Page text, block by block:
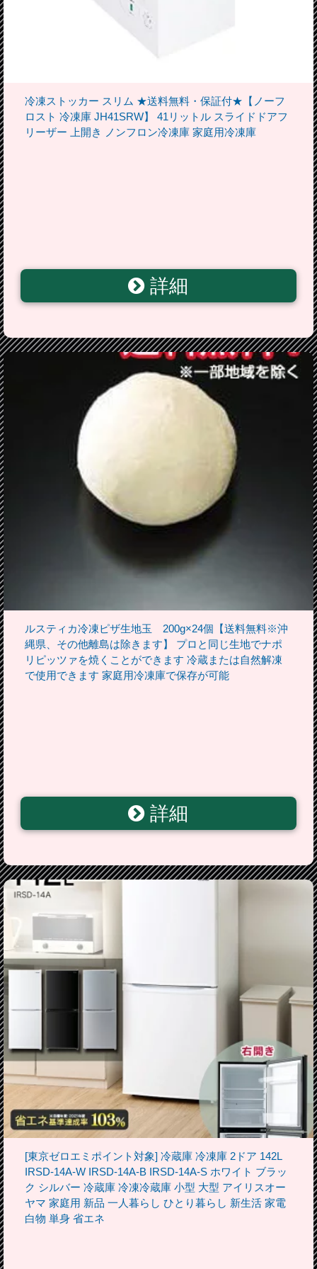
冷凍ストッカー スリム ★送料無料・保証付★【ノーフ
ロスト 冷凍庫 JH41SRW】 41リットル スライドドアフ
リーザー 上開き ノンフロン冷凍庫 家庭用冷凍庫
詳細
ルスティカ冷凍ピザ生地玉 200g×24個【送料無料※沖
縄県、その他離島は除きます】 プロと同じ生地でナポ
リピッツァを焼くことができます 冷蔵または自然解凍
で使用できます 家庭用冷凍庫で保存が可能
詳細
[東京ゼロエミポイント対象] 冷蔵庫 冷凍庫 2ドア 142L
IRSD-14A-W IRSD-14A-B IRSD-14A-S ホワイト ブラッ
ク シルバー 冷蔵庫 冷凍冷蔵庫 小型 大型 アイリスオー
ヤマ 家庭用 新品 一人暮らし ひとり暮らし 新生活 家電
白物 単身 省エネ